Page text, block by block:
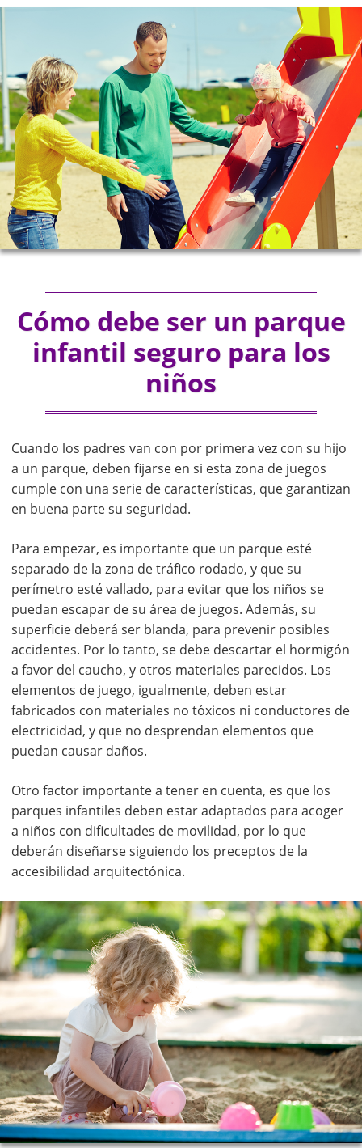
Cómo debe ser un parque
infantil seguro para los
niños
Cuando los padres van con por primera vez con su hijo
a un parque, deben fijarse en si esta zona de juegos
cumple con una serie de características, que garantizan
en buena parte su seguridad.
Para empezar, es importante que un parque esté
separado de la zona de tráfico rodado, y que su
perímetro esté vallado, para evitar que los niños se
puedan escapar de su área de juegos. Además, su
superficie deberá ser blanda, para prevenir posibles
accidentes. Por lo tanto, se debe descartar el hormigón
a favor del caucho, y otros materiales parecidos. Los
elementos de juego, igualmente, deben estar
fabricados con materiales no tóxicos ni conductores de
electricidad, y que no desprendan elementos que
puedan causar daños.
Otro factor importante a tener en cuenta, es que los
parques infantiles deben estar adaptados para acoger
a niños con dificultades de movilidad, por lo que
deberán diseñarse siguiendo los preceptos de la
accesibilidad arquitectónica.